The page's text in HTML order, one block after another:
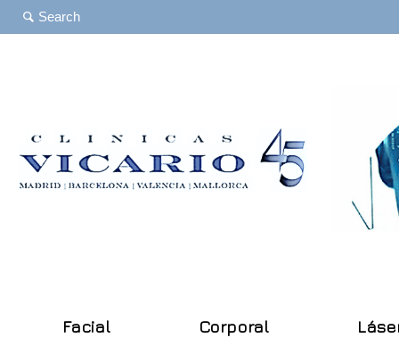
Facial Corporal